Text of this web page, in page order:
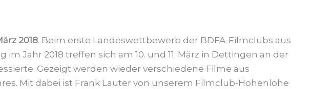
2018. Beim erste Landeswettbewerb der BDFA-Filmclubs aus
Jahr 2018 treffen sich am 10. und 11. März in Dettingen an der
Gezeigt werden wieder verschiedene Filme aus
Mit dabei ist Frank Lauter von unserem Filmclub-Hohenlohe